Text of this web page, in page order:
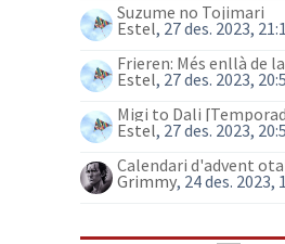
Suzume no Tojimari
Estel, 27 des. 2023,
Estel, 27 des. 2023,
Migi to Dali
Estel, 27 des. 2023,
Calendari d'advent
Grimmy, 24 des. 2023,